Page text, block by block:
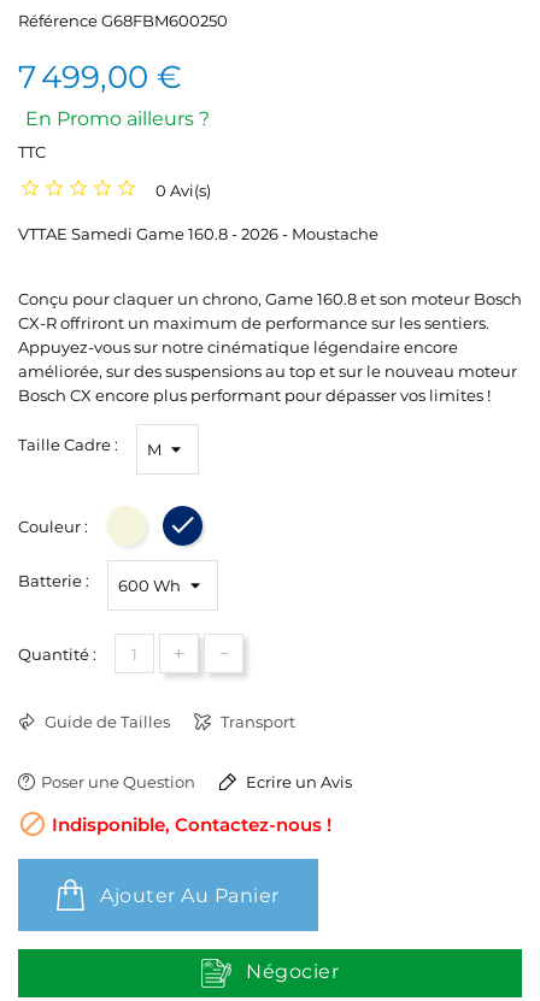
RéférenceG68FBM600250
7 499,00 €
En Promo ailleurs ?
TTC
0 Avi(s)
VTTAE Samedi Game 160.8 - 2026 - Moustache
Conçu pour claquer un chrono, Game 160.8 et son moteur Bosch
CX-R offriront un maximum de performance sur les sentiers.
Appuyez-vous sur notre cinématique légendaire encore
améliorée, sur des suspensions au top et sur le nouveau moteur
Bosch CX encore plus performant pour dépasser vos limites !
Taille Cadre :
Couleur : Beige Dark Blue
Batterie :
Quantité : + -
Guide de Tailles Transport
Poser une Question Ecrire un Avis
 Indisponible, Contactez-nous !
Ajouter Au Panier
Négocier